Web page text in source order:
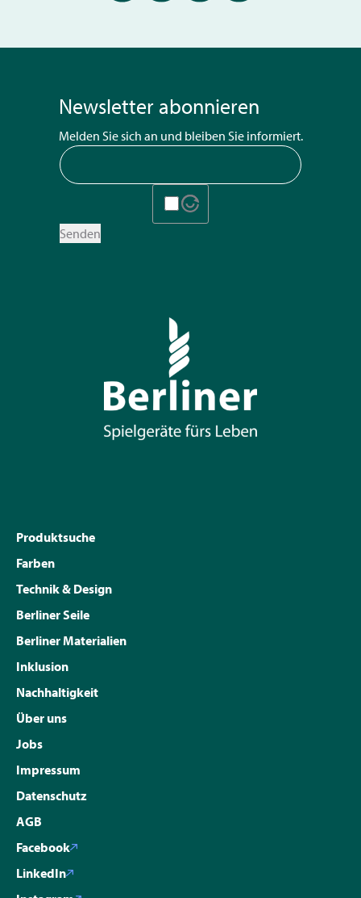
Newsletter abonnieren
Melden Sie sich an und bleiben Sie informiert.
Senden
Produktsuche
Farben
Technik & Design
Berliner Seile
Berliner Materialien
Inklusion
Nachhaltigkeit
Über uns
Jobs
Impressum
Datenschutz
AGB
Facebook
LinkedIn